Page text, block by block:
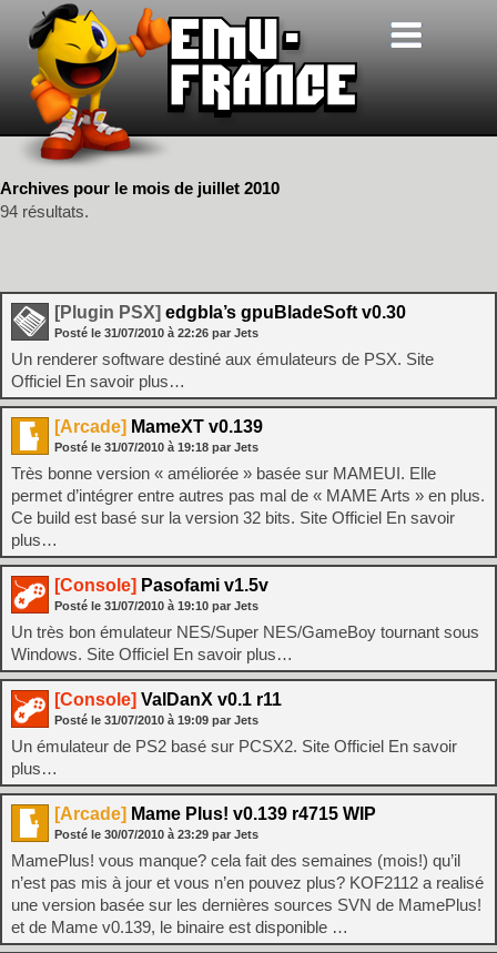
Archives pour le mois de juillet 2010
94 résultats.
[Plugin PSX] edgbla’s gpuBladeSoft v0.30
Posté le 31/07/2010 à 22:26 par Jets
Un renderer software destiné aux émulateurs de PSX. Site
Officiel En savoir plus…
[Arcade] MameXT v0.139
Posté le 31/07/2010 à 19:18 par Jets
Très bonne version « améliorée » basée sur MAMEUI. Elle
permet d’intégrer entre autres pas mal de « MAME Arts » en plus.
Ce build est basé sur la version 32 bits. Site Officiel En savoir
plus…
[Console] Pasofami v1.5v
Posté le 31/07/2010 à 19:10 par Jets
Un très bon émulateur NES/Super NES/GameBoy tournant sous
Windows. Site Officiel En savoir plus…
[Console] ValDanX v0.1 r11
Posté le 31/07/2010 à 19:09 par Jets
Un émulateur de PS2 basé sur PCSX2. Site Officiel En savoir
plus…
[Arcade] Mame Plus! v0.139 r4715 WIP
Posté le 30/07/2010 à 23:29 par Jets
MamePlus! vous manque? cela fait des semaines (mois!) qu’il
n’est pas mis à jour et vous n’en pouvez plus? KOF2112 a realisé
une version basée sur les dernières sources SVN de MamePlus!
et de Mame v0.139, le binaire est disponible …